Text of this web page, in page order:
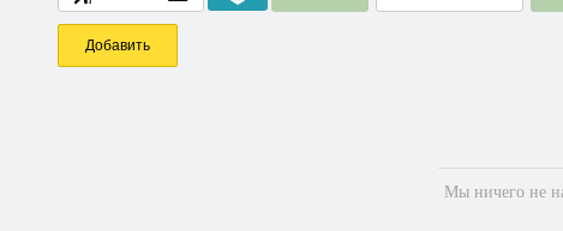
Добавить
Мы ничего не